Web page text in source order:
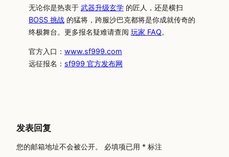
无论你是热衷于 武器升级玄学 的匠人，还是横扫
BOSS 挑战 的猛将，跨服沙巴克都将是你成就传奇的
终极舞台。更多报名疑难请查阅 玩家 FAQ。
官方入口： www.sf999.com
远征报名： sf999 官方发布网
发表回复
您的邮箱地址不会被公开。 必填项已用 * 标注